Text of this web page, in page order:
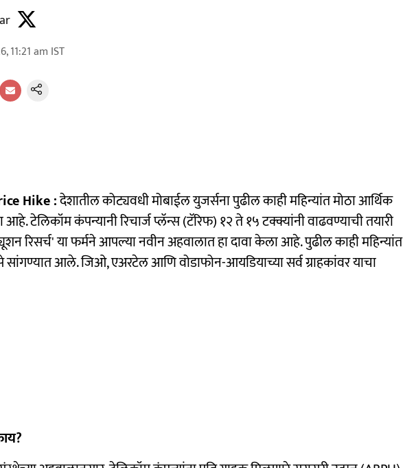
11:21 am IST
Hike :देशातील कोट्यवधी मोबाईल युजर्सना पुढील काही महिन्यांत मोठा आर्थिक
टेलिकॉम कंपन्यानी रिचार्ज प्लॅन्स (टॅरिफ) १२ ते १५ टक्क्यांनी वाढवण्याची तयारी
रिसर्च' या फर्मने आपल्या नवीन अहवालात हा दावा केला आहे. पुढील काही महिन्यांत
आले. जिओ, एअरटेल आणि वोडाफोन-आयडियाच्या सर्व ग्राहकांवर याचा